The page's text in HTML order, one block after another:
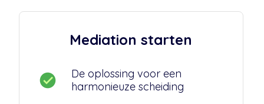
Mediation starten
De oplossing voor een
harmonieuze scheiding